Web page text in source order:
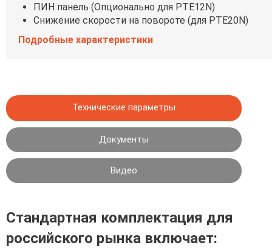
ПИН панель (Опционально для PTE12N)
Снижение скорости на повороте (для PTE20N)
Подробные характеристики
Технические параметры
Документы
Видео
Стандартная комплектация для
российского рынка включает: